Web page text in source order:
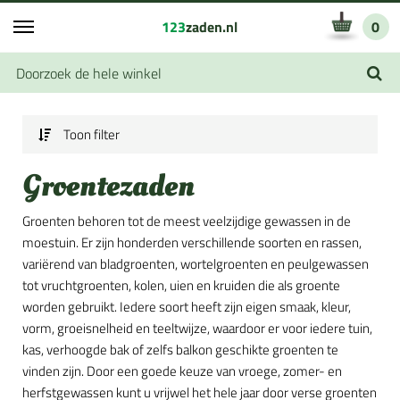
123zaden.nl 0
Toon filter
Groentezaden
Groenten behoren tot de meest veelzijdige gewassen in de
moestuin. Er zijn honderden verschillende soorten en rassen,
variërend van bladgroenten, wortelgroenten en peulgewassen
tot vruchtgroenten, kolen, uien en kruiden die als groente
worden gebruikt. Iedere soort heeft zijn eigen smaak, kleur,
vorm, groeisnelheid en teeltwijze, waardoor er voor iedere tuin,
kas, verhoogde bak of zelfs balkon geschikte groenten te
vinden zijn. Door een goede keuze van vroege, zomer- en
herfstgewassen kunt u vrijwel het hele jaar door verse groenten